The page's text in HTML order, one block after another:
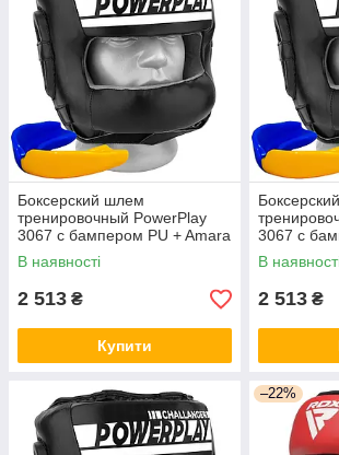
Боксерский шлем
тренировочный PowerPlay
3067 с бампером PU + Amara
Черный M aiw Оригинал 1353
В наявності
2 513 ₴
Купити
3067 с
Черный L
В
2 513 ₴
–22%